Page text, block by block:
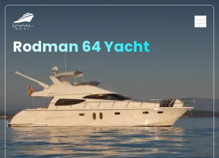
Rodman 64 Yacht